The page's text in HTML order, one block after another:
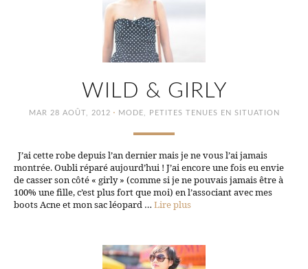
WILD & GIRLY
MAR 28 AOÛT, 2012 · MODE PETITES TENUES EN SITUATION
J’ai cette robe depuis l’an dernier mais je ne vous l’ai jamais
montrée. Oubli réparé aujourd’hui ! J’ai encore une fois eu envie
de casser son côté « girly » (comme si je ne pouvais jamais être à
100% une fille, c’est plus fort que moi) en l’associant avec mes
boots Acne et mon sac léopard … Lire plus